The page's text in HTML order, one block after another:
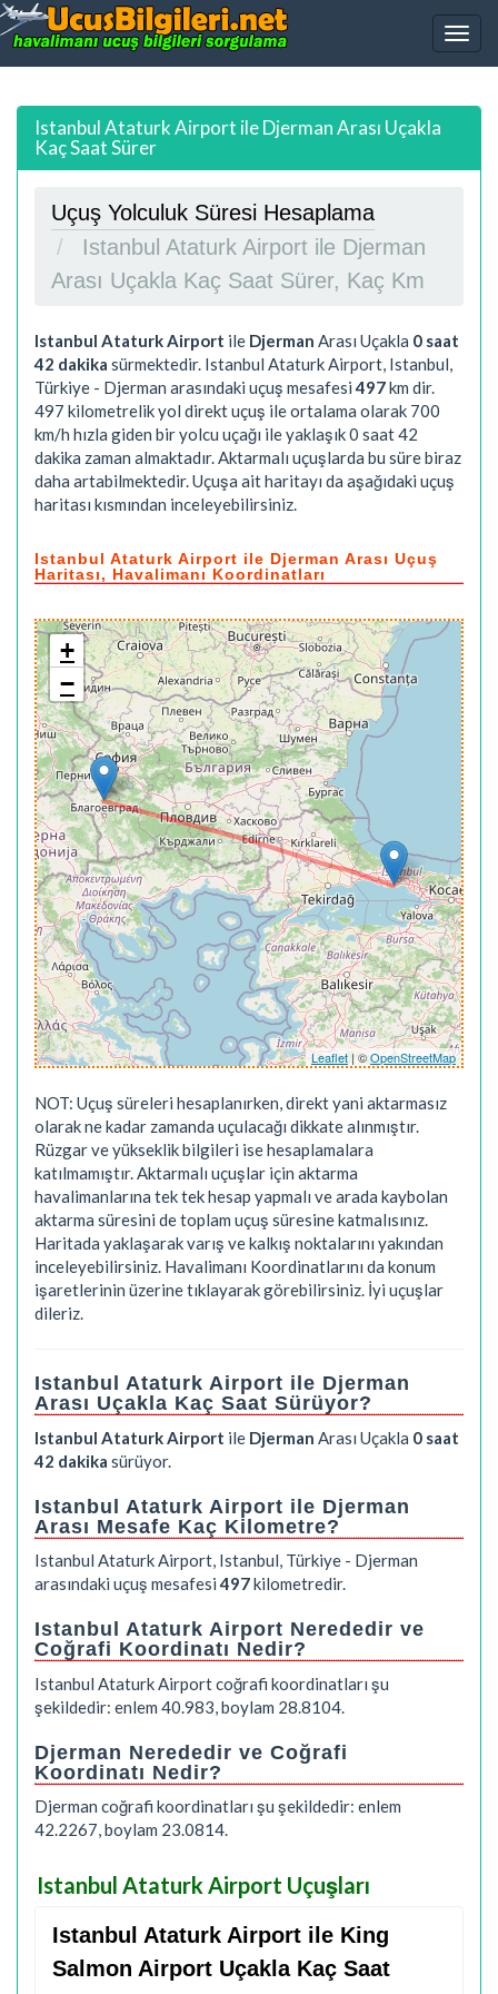
Istanbul Ataturk Airport ile Djerman Arası Uçakla
Kaç Saat Sürer
Uçuş Yolculuk Süresi Hesaplama
Istanbul Ataturk Airport ile Djerman
Arası Uçakla Kaç Saat Sürer, Kaç Km
Istanbul Ataturk Airport ile Djerman Arası Uçakla 0 saat
42 dakika sürmektedir. Istanbul Ataturk Airport, Istanbul,
Türkiye - Djerman arasındaki uçuş mesafesi497km dir.
497 kilometrelik yol direkt uçuş ile ortalama olarak 700
km/h hızla giden bir yolcu uçağı ile yaklaşık0 saat 42
dakika zaman almaktadır. Aktarmalı uçuşlarda bu süre biraz
daha artabilmektedir. Uçuşa ait haritayı da aşağıdaki uçuş
haritası kısmından inceleyebilirsiniz.
Istanbul Ataturk Airport ile Djerman Arası Uçuş
Haritası, Havalimanı Koordinatları
+
−
Leaflet | ©OpenStreetMap
NOT: Uçuş süreleri hesaplanırken, direkt yani aktarmasız
olarak ne kadar zamanda uçulacağı dikkate alınmıştır.
Rüzgar ve yükseklik bilgileri ise hesaplamalara
katılmamıştır. Aktarmalı uçuşlar için aktarma
havalimanlarına tek tek hesap yapmalı ve arada kaybolan
aktarma süresini de toplam uçuş süresine katmalısınız.
Haritada yaklaşarak varış ve kalkış noktalarını yakından
inceleyebilirsiniz. Havalimanı Koordinatlarını da konum
işaretlerinin üzerine tıklayarak görebilirsiniz. İyi uçuşlar
dileriz.
Istanbul Ataturk Airport ile Djerman
Arası Uçakla Kaç Saat Sürüyor?
Istanbul Ataturk Airport ile Djerman Arası Uçakla 0 saat
42 dakika sürüyor.
Istanbul Ataturk Airport ile Djerman
Arası Mesafe Kaç Kilometre?
Istanbul Ataturk Airport, Istanbul, Türkiye - Djerman
arasındaki uçuş mesafesi497kilometredir.
Istanbul Ataturk Airport Nerededir ve
Coğrafi Koordinatı Nedir?
Istanbul Ataturk Airport coğrafi koordinatları şu
şekildedir: enlem 40.983, boylam 28.8104.
Djerman Nerededir ve Coğrafi
Koordinatı Nedir?
Djerman coğrafi koordinatları şu şekildedir: enlem
42.2267, boylam 23.0814.
Istanbul Ataturk Airport Uçuşları
Istanbul Ataturk Airport ile King
Salmon Airport Uçakla Kaç Saat